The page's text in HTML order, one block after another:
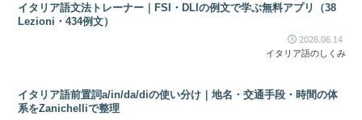
イタリア語文法トレーナー｜FSI・DLIの例文で学ぶ無料アプリ（38
Lezioni・434例文）
2026.06.14
イタリア語のしくみ
イタリア語前置詞a/in/da/diの使い分け｜地名・交通手段・時間の体
系をZanichelliで整理